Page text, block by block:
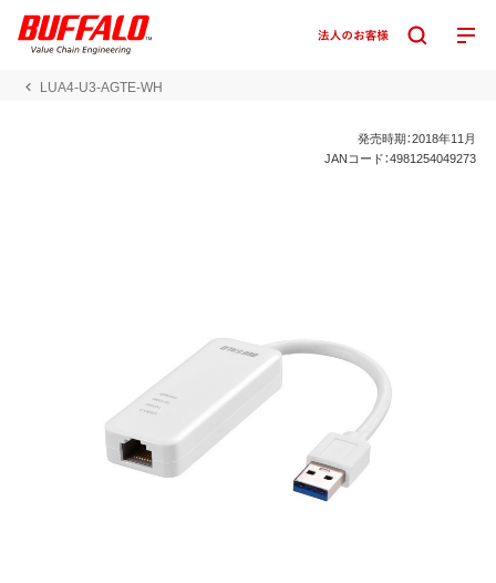
LUA4-U3-AGTE-WH
発売時期：2018年11月
JANコード：4981254049273